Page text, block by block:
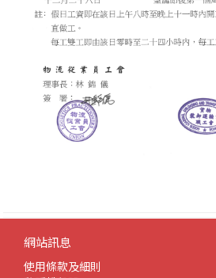
網站訊息
使用條款及細則